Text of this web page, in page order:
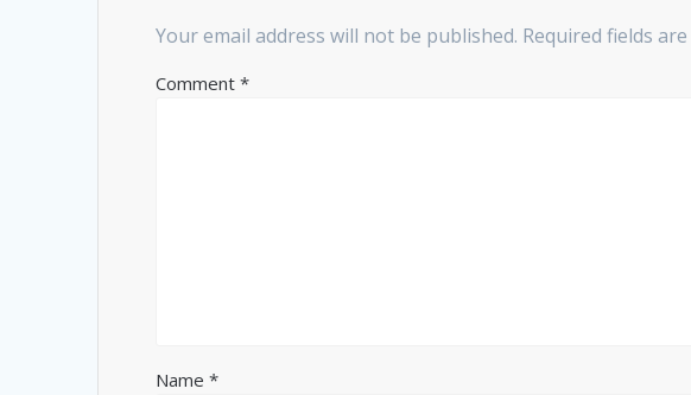
Your email address will not be published. Required fields
Comment*
Name*